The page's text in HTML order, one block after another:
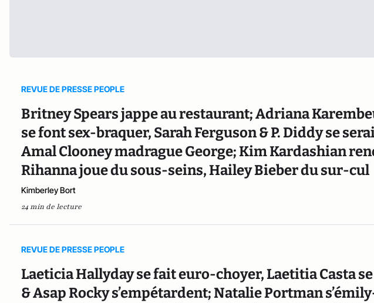
REVUE DE PRESSE PEOPLE
Britney Spears jappe au restaurant; Adriana
se font sex-braquer, Sarah Ferguson & P. Diddy se
Amal Clooney madrague George; Kim Kardashian
Rihanna joue du sous-seins, Hailey Bieber du sur-cul
Kimberley Bort
24 min de lecture
REVUE DE PRESSE PEOPLE
Laeticia Hallyday se fait euro-choyer, Laetitia Casta
& Asap Rocky s’empétardent; Natalie Portman